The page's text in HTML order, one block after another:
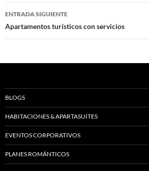
entradas
ENTRADA SIGUIENTE
Apartamentos turísticos con servicios
BLOGS
HABITACIONES & APARTASUITES
EVENTOS CORPORATIVOS
PLANES ROMÁNTICOS